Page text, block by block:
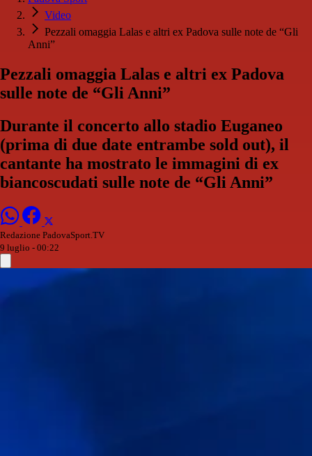
Video
Pezzali omaggia Lalas e altri ex Padova sulle note de “Gli
Anni”
Pezzali omaggia Lalas e altri ex Padova
sulle note de “Gli Anni”
Durante il concerto allo stadio Euganeo
(prima di due date entrambe sold out), il
cantante ha mostrato le immagini di ex
biancoscudati sulle note de “Gli Anni”
Redazione PadovaSport.TV
9 luglio - 00:22